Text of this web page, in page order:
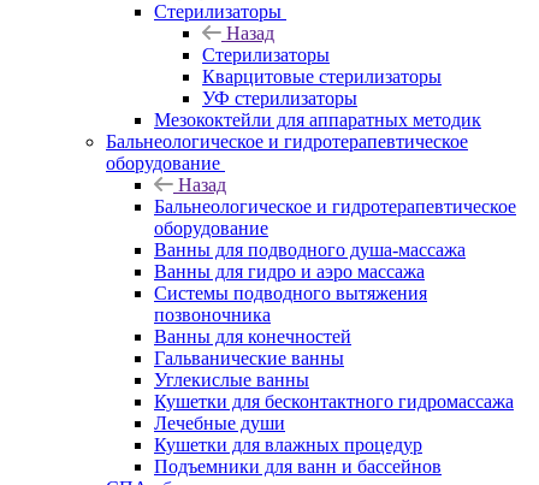
Стерилизаторы
Назад
Стерилизаторы
Кварцитовые стерилизаторы
УФ стерилизаторы
Мезококтейли для аппаратных методик
Бальнеологическое и гидротерапевтическое
оборудование
Назад
Бальнеологическое и гидротерапевтическое
оборудование
Ванны для подводного душа-массажа
Ванны для гидро и аэро массажа
Системы подводного вытяжения
позвоночника
Ванны для конечностей
Гальванические ванны
Углекислые ванны
Кушетки для бесконтактного гидромассажа
Лечебные души
Кушетки для влажных процедур
Подъемники для ванн и бассейнов